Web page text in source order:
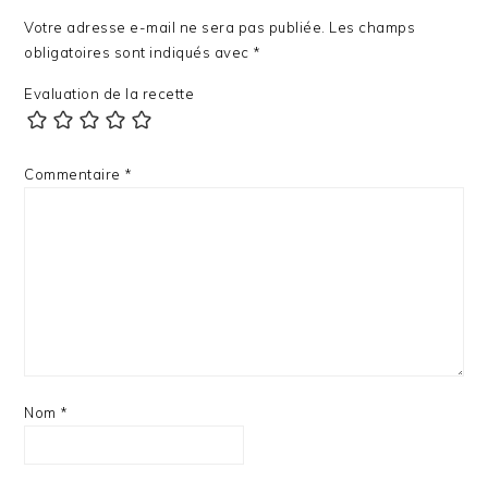
Votre adresse e-mail ne sera pas publiée. Les champs
obligatoires sont indiqués avec *
Evaluation de la recette
Commentaire *
Nom *